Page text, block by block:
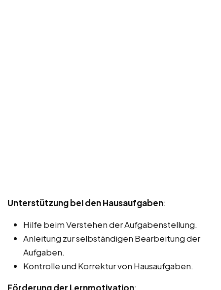
Unterstützung bei den Hausaufgaben:
Hilfe beim Verstehen der Aufgabenstellung.
Anleitung zur selbständigen Bearbeitung der
Aufgaben.
Kontrolle und Korrektur von Hausaufgaben.
Förderung der Lernmotivation: